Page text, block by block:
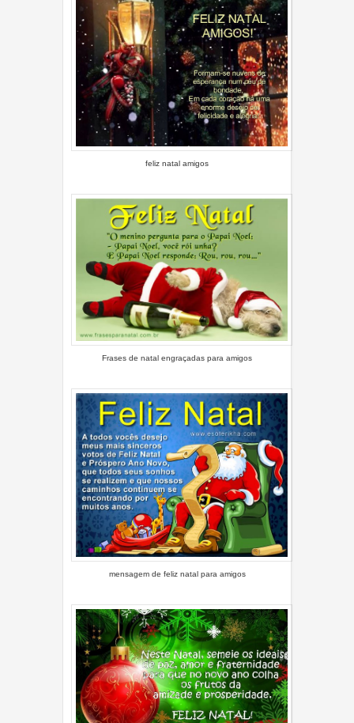
feliz natal amigos
Frases de natal engraçadas para amigos
mensagem de feliz natal para amigos